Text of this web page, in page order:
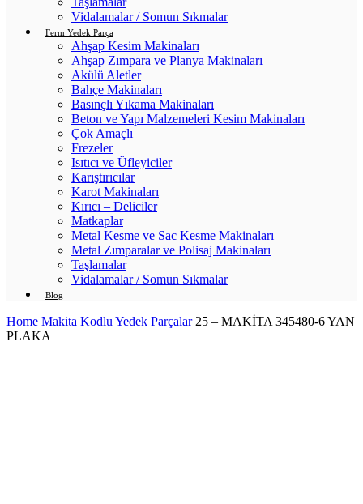
Vidalamalar / Somun Sıkmalar
Ferm Yedek Parça
Ahşap Kesim Makinaları
Ahşap Zımpara ve Planya Makinaları
Akülü Aletler
Bahçe Makinaları
Basınçlı Yıkama Makinaları
Beton ve Yapı Malzemeleri Kesim Makinaları
Çok Amaçlı
Frezeler
Isıtıcı ve Üfleyiciler
Karıştırıcılar
Karot Makinaları
Kırıcı – Deliciler
Matkaplar
Metal Kesme ve Sac Kesme Makinaları
Metal Zımparalar ve Polisaj Makinaları
Taşlamalar
Vidalamalar / Somun Sıkmalar
Blog
Home Makita Kodlu Yedek Parçalar 25 – MAKİTA 345480-6 YAN
PLAKA